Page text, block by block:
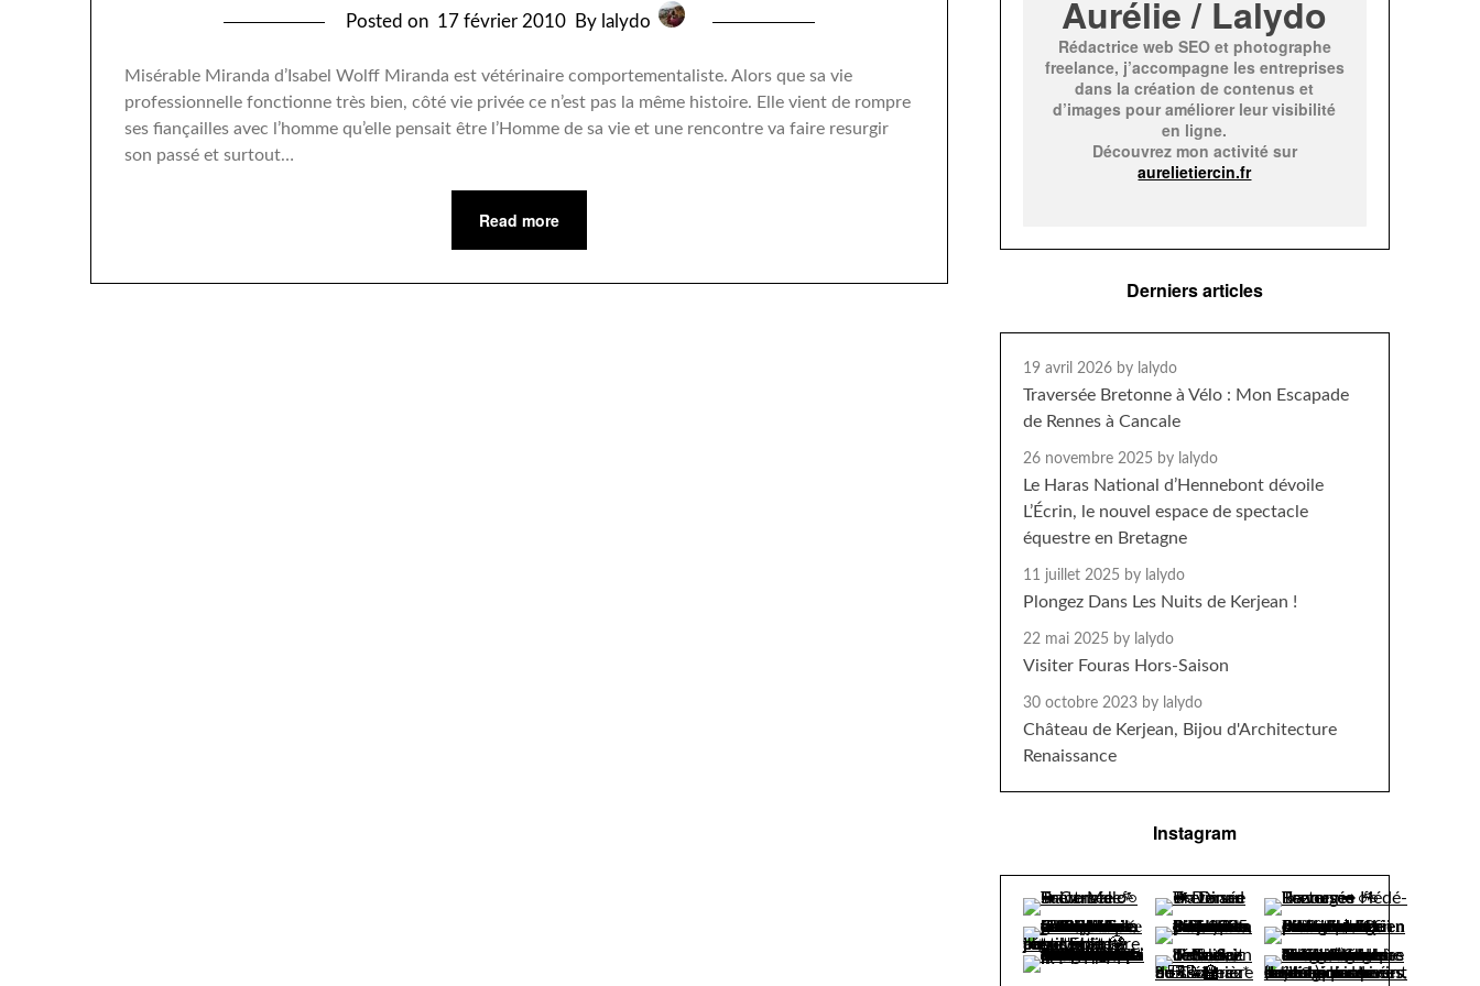
Posted on 17 février 2010 By lalydo
Misérable Miranda d’Isabel Wolff Miranda est vétérinaire comportementaliste. Alors que sa vie
professionnelle fonctionne très bien, côté vie privée ce n’est pas la même histoire. Elle vient de rompre
ses fiançailles avec l’homme qu’elle pensait être l’Homme de sa vie et une rencontre va faire resurgir
son passé et surtout…
Read more
Aurélie / Lalydo
Rédactrice web SEO et photographe
freelance, j’accompagne les entreprises
dans la création de contenus et
d’images pour améliorer leur visibilité
en ligne.
Découvrez mon activité sur
aurelietiercin.fr
Derniers articles
19 avril 2026 by lalydo
Traversée Bretonne à Vélo : Mon Escapade
de Rennes à Cancale
26 novembre 2025 by lalydo
Le Haras National d’Hennebont dévoile
L’Écrin, le nouvel espace de spectacle
équestre en Bretagne
11 juillet 2025 by lalydo
Plongez Dans Les Nuits de Kerjean !
22 mai 2025 by lalydo
Visiter Fouras Hors-Saison
30 octobre 2023 by lalydo
Château de Kerjean, Bijou d'Architecture
Renaissance
Instagram